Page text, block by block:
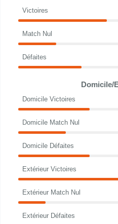
Victoires
Match Nul
Défaites
Domicile/
Domicile Victoires
Domicile Match Nul
Domicile Défaites
Extérieur Victoires
Extérieur Match Nul
Extérieur Défaites